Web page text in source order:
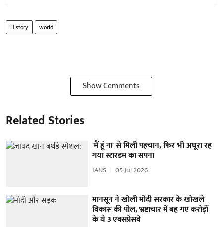
History world
Show Comments
Related Stories
'मैं हूं ना' से मिली पहचान, फिर भी अधूरा रह
गया स्टारडम का सपना
IANS 05 Jul 2026
मानसून ने खोली मोदी सरकार के खोखले
विकास की पोल, भ्रष्टाचार में बह गए करोड़ों
के ये 3 एक्सप्रेसवे